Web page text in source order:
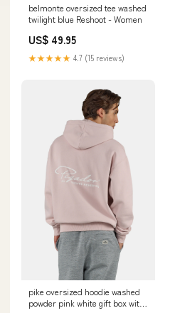
belmonte oversized tee washed
twilight blue Reshoot - Women
US$ 49.95
★★★★★ 4.7 (15 reviews)
pike oversized hoodie washed
powder pink white gift box with